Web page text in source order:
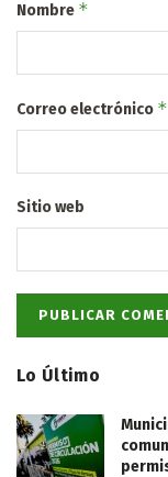
Nombre *
Correo electrónico *
Sitio web
Lo Último